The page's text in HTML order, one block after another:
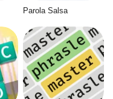
Parola Salsa